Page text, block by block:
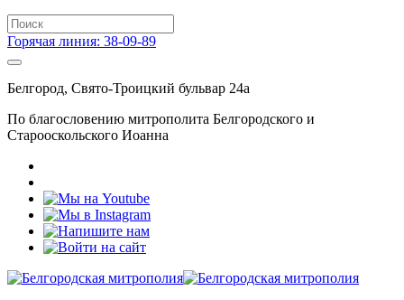
Горячая линия: 38-09-89
Белгород, Свято-Троицкий бульвар 24а
По благословению митрополита Белгородского и
Старооскольского Иоанна